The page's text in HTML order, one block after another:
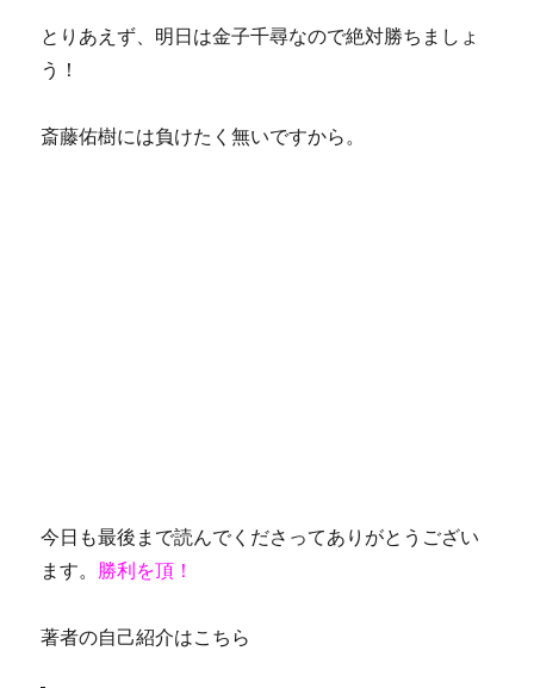
とりあえず、明日は金子千尋なので絶対勝ちましょ
う！
斎藤佑樹には負けたく無いですから。
今日も最後まで読んでくださってありがとうござい
ます。 勝利を頂！
著者の自己紹介はこちら